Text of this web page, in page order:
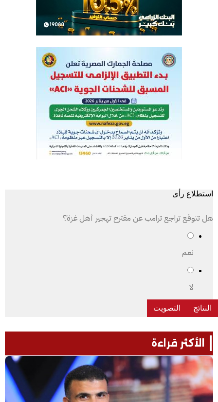
استطلاع رأى
هل تتوقع تراجع ترامب عن مقترح تهجير أهل غزة؟
نعم
لا
الأكثر قراءة